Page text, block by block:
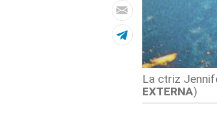
La ctriz
EXTERNA)